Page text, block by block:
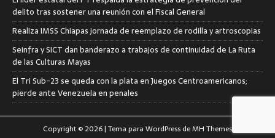
delito tras sostener una reunión con el Fiscal General
Realiza IMSS Chiapas jornada de reemplazo de rodilla y artroscopias
Seinfra y SICT dan banderazo a trabajos de continuidad de La Ruta
de las Culturas Mayas
El Tri Sub-23 se queda con la plata en Juegos Centroamericanos;
pierde ante Venezuela en penales
Copyright © 2026 | Tema para WordPress deMH Themes